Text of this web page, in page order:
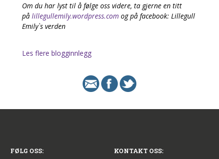
Om du har lyst til å følge oss videre, ta gjerne en titt
på lillegullemily.wordpress.com og på facebook: Lillegull
Emily`s verden
Les flere blogginnlegg
FØLG OSS: KONTAKT OSS: